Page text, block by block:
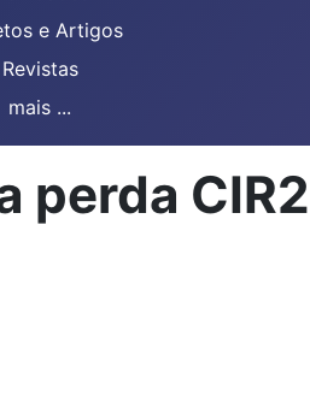
e Artigos
Revistas
mais ...
perda